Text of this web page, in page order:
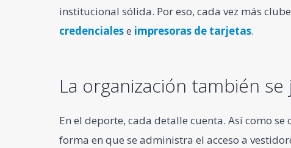
institucional sólida. Por eso, cada vez más
credencialese impresoras de tarjetas.
La organización también
En el deporte, cada detalle cuenta. Así como
forma en que se administra el acceso a